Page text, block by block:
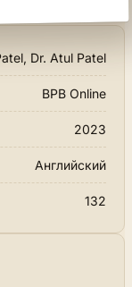
Dr. Atul Patel
BPB Online
2023
Английский
132